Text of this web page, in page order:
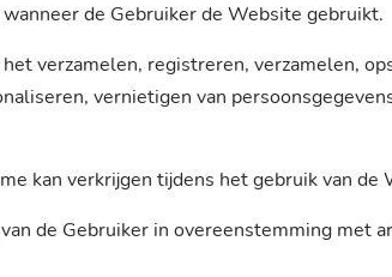
de Gebruiker de Website gebruikt.
verzamelen, registreren, verzamelen,
vernietigen van
kan verkrijgen tijdens het gebruik van de
de Gebruiker in overeenstemming met